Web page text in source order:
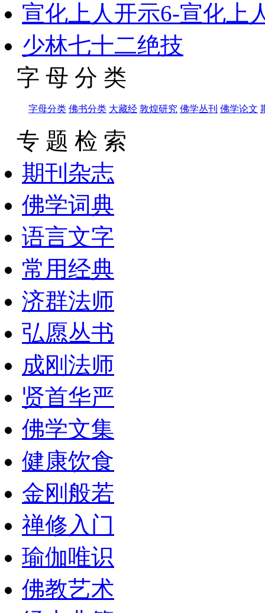
宣化上人开示6-宣化上
少林七十二绝技
字 母 分 类
字母分类 佛书分类 大藏经 敦煌研究 佛学丛刊 佛学论文
专 题 检 索
期刊杂志
佛学词典
语言文字
常用经典
济群法师
弘愿丛书
成刚法师
贤首华严
佛学文集
健康饮食
金刚般若
禅修入门
瑜伽唯识
佛教艺术